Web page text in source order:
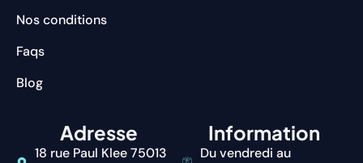
Nos conditions
Faqs
Blog
Adresse
18 rue Paul Klee 75013
Information
Du vendredi au